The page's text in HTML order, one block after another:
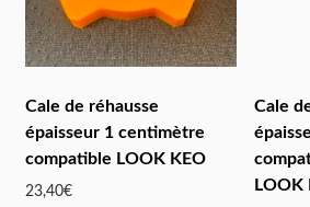
Cale de réhausse
épaisseur 1 centimètre
compatible LOOK KEO
23,40€
Cale
LOOK